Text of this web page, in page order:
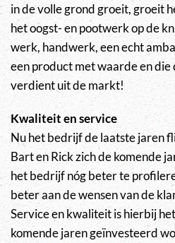
in de volle grond groeit, groeit
het oogst- en pootwerk op de
werk, handwerk, een echt
een product met waarde en
verdient uit de markt!
Kwaliteit en service
Nu het bedrijf de laatste jaren
Bart en Rick zich de komende
het bedrijf nóg beter te
beter aan de wensen van de
Service en kwaliteit is hierbij
komende jaren geïnvesteerd